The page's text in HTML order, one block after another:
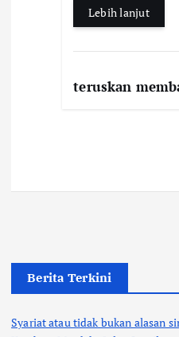
Lebih lanjut
teruskan
Berita Terkini
Syariat atau tidak bukan alasan